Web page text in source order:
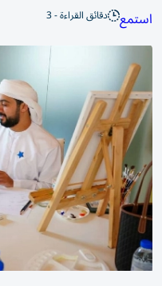
استمع دقائق القراءة - 3